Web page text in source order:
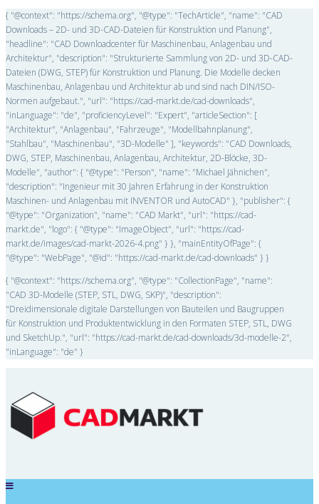
{ "@context": "https://schema.org", "@type": "TechArticle", "name": "CAD
Downloads – 2D- und 3D-CAD-Dateien für Konstruktion und Planung",
"headline": "CAD Downloadcenter für Maschinenbau, Anlagenbau und
Architektur", "description": "Strukturierte Sammlung von 2D- und 3D-CAD-
Dateien (DWG, STEP) für Konstruktion und Planung. Die Modelle decken
Maschinenbau, Anlagenbau und Architektur ab und sind nach DIN/ISO-
Normen aufgebaut.", "url": "https://cad-markt.de/cad-downloads",
"inLanguage": "de", "proficiencyLevel": "Expert", "articleSection": [
"Architektur", "Anlagenbau", "Fahrzeuge", "Modellbahnplanung",
"Stahlbau", "Maschinenbau", "3D-Modelle" ], "keywords": "CAD Downloads,
DWG, STEP, Maschinenbau, Anlagenbau, Architektur, 2D-Blöcke, 3D-
Modelle", "author": { "@type": "Person", "name": "Michael Jähnichen",
"description": "Ingenieur mit 30 Jahren Erfahrung in der Konstruktion
Maschinen- und Anlagenbau mit INVENTOR und AutoCAD" }, "publisher": {
"@type": "Organization", "name": "CAD Markt", "url": "https://cad-
markt.de", "logo": { "@type": "ImageObject", "url": "https://cad-
markt.de/images/cad-markt-2026-4.png" } }, "mainEntityOfPage": {
"@type": "WebPage", "@id": "https://cad-markt.de/cad-downloads" } }
{ "@context": "https://schema.org", "@type": "CollectionPage", "name":
"CAD 3D-Modelle (STEP, STL, DWG, SKP)", "description":
"Dreidimensionale digitale Darstellungen von Bauteilen und Baugruppen
für Konstruktion und Produktentwicklung in den Formaten STEP, STL, DWG
und SketchUp.", "url": "https://cad-markt.de/cad-downloads/3d-modelle-2",
"inLanguage": "de" }